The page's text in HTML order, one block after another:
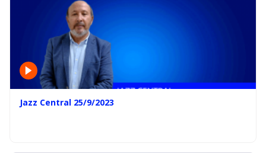
Jazz Central 25/9/2023